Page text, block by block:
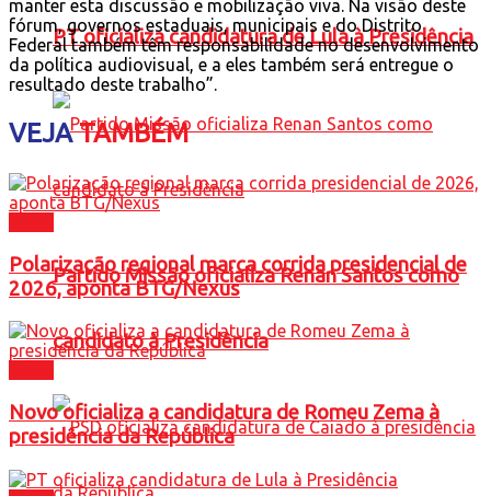
PT oficializa candidatura de Lula à Presidência
Partido Missão oficializa Renan Santos como
candidato à Presidência
manter esta discussão e mobilização viva. Na visão deste
fórum, governos estaduais, municipais e do Distrito
Federal também têm responsabilidade no desenvolvimento
da política audiovisual, e a eles também será entregue o
resultado deste trabalho”.
VEJATAMBÉM
Polarização regional marca corrida presidencial de
2026, aponta BTG/Nexus
Novo oficializa a candidatura de Romeu Zema à
presidência da República